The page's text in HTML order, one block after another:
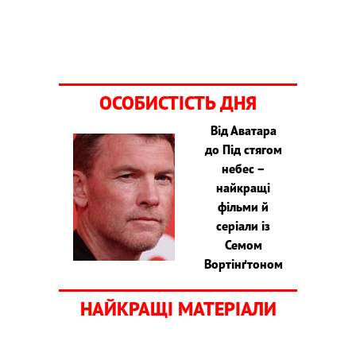
ОСОБИСТІСТЬ ДНЯ
Від Аватара
до Під стягом
небес –
найкращі
фільми й
серіали із
Семом
Вортінґтоном
НАЙКРАЩІ МАТЕРІАЛИ